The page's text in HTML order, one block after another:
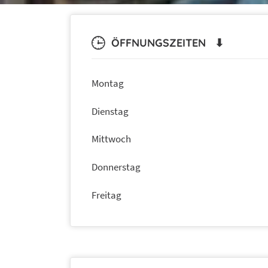
ÖFFNUNGSZEITEN ⬇
Montag
Dienstag
Mittwoch
Donnerstag
Freitag